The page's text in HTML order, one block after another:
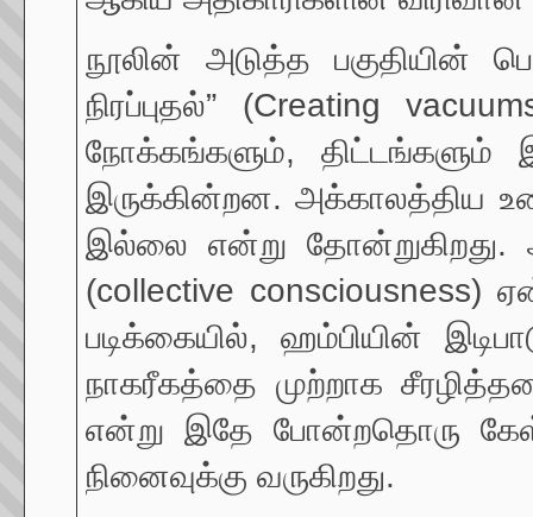
நூலின் அடுத்த பகுதியின்
நிரப்புதல்” (Creating
நோக்கங்களும், திட்டங்களும்
இருக்கின்றன. அக்காலத்திய
இல்லை என்று தோன்றுகிறது.
(collective consciousness)
படிக்கையில், ஹம்பியின்
நாகரீகத்தை முற்றாக
என்று இதே போன்றதொரு
நினைவுக்கு வருகிறது.